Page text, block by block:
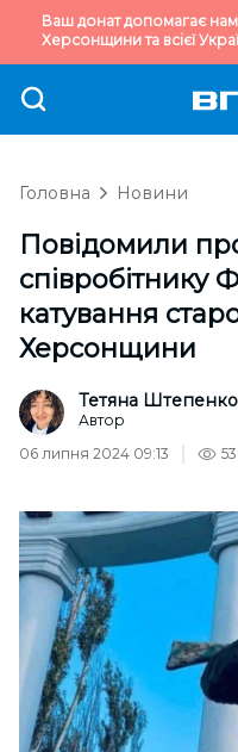
Ваш донат допомагає
Херсонщини та всієї
Головна Новини
Повідомили
співробітнику
катування
Херсонщини
Тетяна Штепенко
Автор
06 липня 2024 09:13